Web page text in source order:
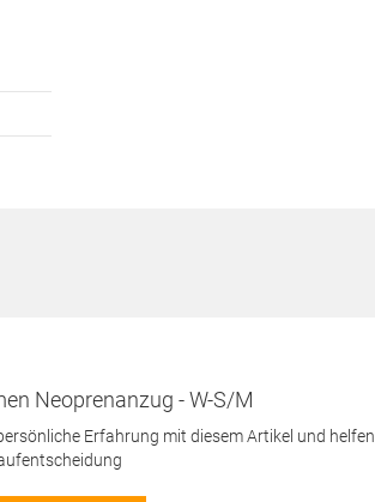
Neoprenanzug - W-S/M
Erfahrung mit diesem Artikel und helfen